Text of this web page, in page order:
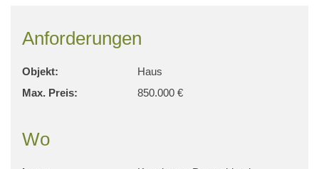
Anforderungen
Objekt:
Haus
Max. Preis:
850.000 €
Wo